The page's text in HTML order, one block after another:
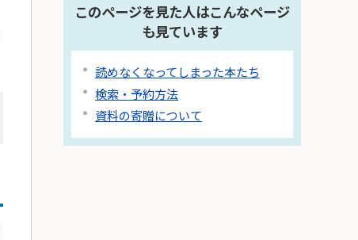
このページを見た人はこんなページ
も見ています
読めなくなってしまった本たち
検索・予約方法
資料の寄贈について